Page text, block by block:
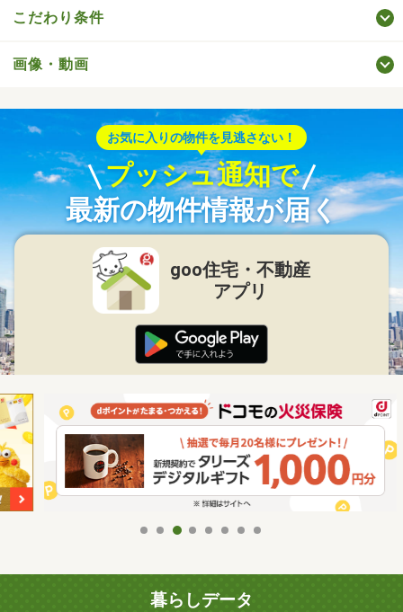
こだわり条件
画像・動画
お気に入りの物件を見逃さない！
プッシュ通知で
最新の物件情報が届く
goo住宅・不動産
アプリ
暮らしデータ